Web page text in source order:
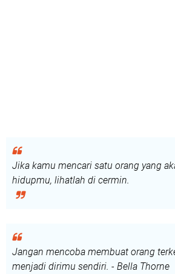
Jika kamu mencari satu orang yang
hidupmu, lihatlah di cermin.
Jangan mencoba membuat orang
menjadi dirimu sendiri. - Bella Thorne